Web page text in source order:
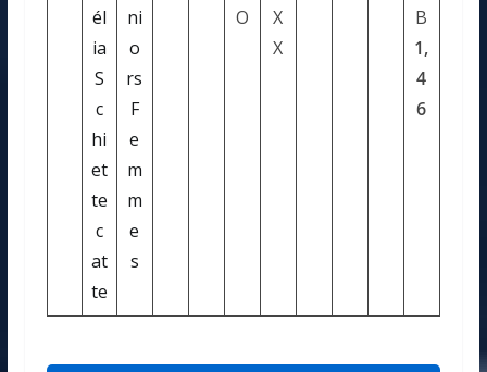
él
ia
S
c
hi
et
te
c
at
te
ni
o
rs
F
e
m
m
e
s
O
X
X
B
1,
4
6